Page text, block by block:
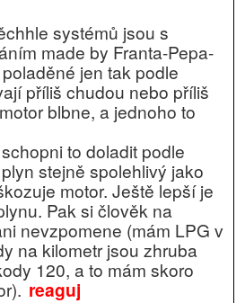
systémů jsou s
made by Franta-Pepa-
jen tak podle
příliš chudou nebo příliš
blbne, a jednoho to
to doladit podle
stejně spolehlivý jako
motor. Ještě lepší je
Pak si člověk na
nevzpomene (mám LPG v
na kilometr jsou zhruba
120, a to mám skoro
reaguj